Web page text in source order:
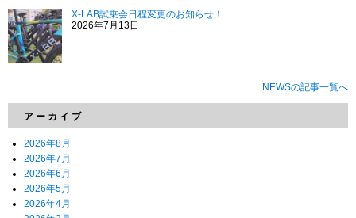
X-LAB試乗会日程変更のお知らせ！
2026年7月13日
NEWSの記事一覧へ
アーカイブ
2026年8月
2026年7月
2026年6月
2026年5月
2026年4月